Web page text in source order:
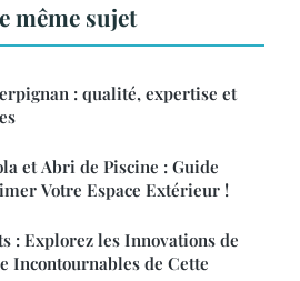
même sujet
: qualité, expertise et
et Abri de Piscine : Guide
Votre Espace Extérieur !
: Explorez les Innovations de
Incontournables de Cette